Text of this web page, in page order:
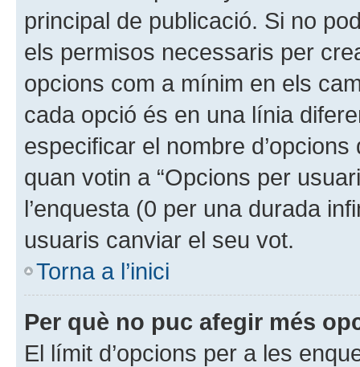
principal de publicació. Si no
els permisos necessaris per
opcions com a mínim en els
cada opció és en una línia
especificar el nombre
quan votin a “Opcions per
l’enquesta (0 per una durada
usuaris canviar el seu vot.
Torna a l’inici
Per què no puc afegir més
El límit d’opcions per a les